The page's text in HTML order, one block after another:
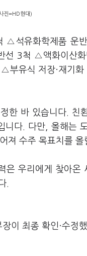
진=HD현대)
△석유화학제품 운
선 3척 △액화이산
유식 저장·재기화
한 바 있습니다. 친
다. 다만, 올해는
져 수주 목표치를 올
은 우리에게 찾아온
.
이 최종 확인·수정